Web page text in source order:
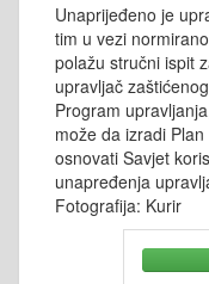
Unaprijeđeno je
tim u vezi
polažu stručni ispit
upravljač
Program
može da izradi
osnovati Savjet
unapređenja
Fotografija: Kurir